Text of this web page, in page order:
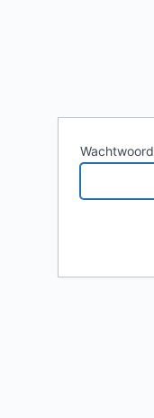
Wachtwoord